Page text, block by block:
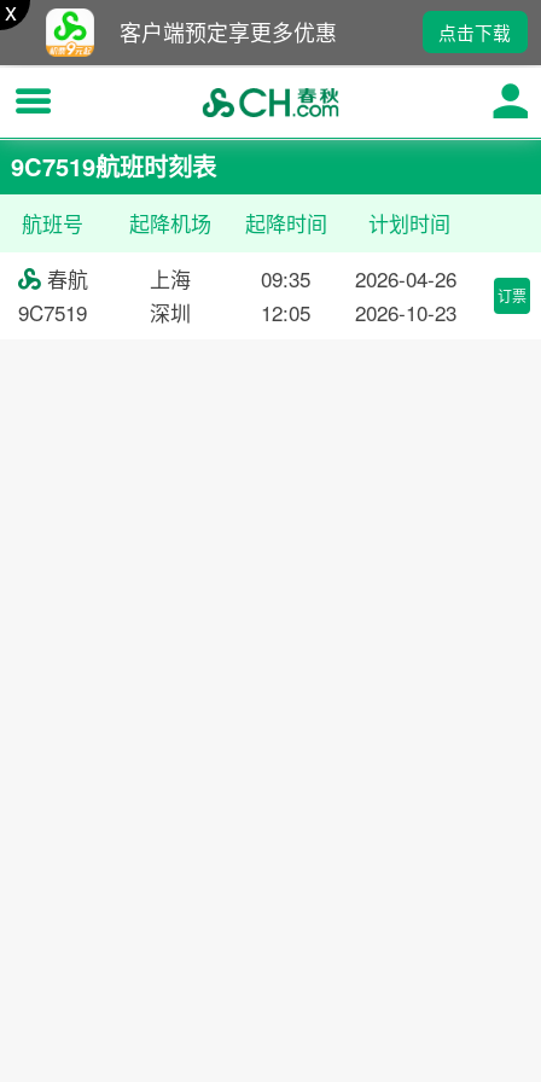
点击下载
客户端预定享更多优惠
x
9C7519航班时刻表
航班号 起降机场 起降时间 计划时间
春航
9C7519
上海
深圳
09:35
12:05
2026-04-26
2026-10-23
订票